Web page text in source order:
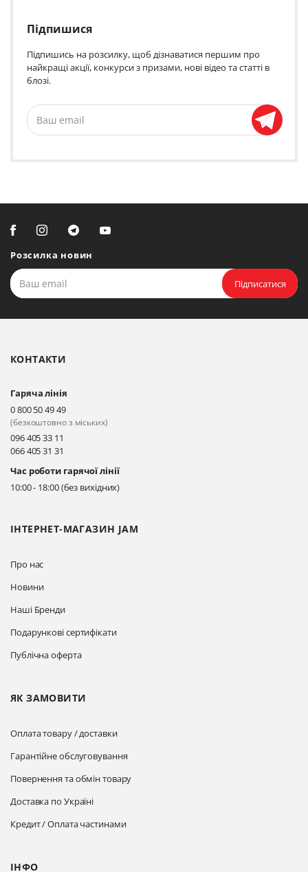
Підпишися
Підпишись на розсилку, щоб дізнаватися першим про
найкращі акції, конкурси з призами, нові відео та статті в
блозі.
Розсилка новин
Підписатися
ІНТЕРНЕТ-МАГАЗИН JAM
Про нас
Новини
Наші Бренди
Подарункові сертифікати
Публічна оферта
ЯК ЗАМОВИТИ
Оплата товару / доставки
Гарантійне обслуговування
Повернення та обмін товару
Доставка по Україні
Кредит / Оплата частинами
ІНФО
КОНТАКТИ
Гаряча лінія
0 800 50 49 49
(безкоштовно з міських)
096 405 33 11
066 405 31 31
Час роботи гарячої лінії
10:00 - 18:00 (без вихідних)